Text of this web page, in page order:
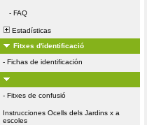
- FAQ
Estadísticas
Fitxes d'identificació
- Fichas de identificación
- Fitxes de confusió
Instrucciones Ocells dels Jardins x a
escoles